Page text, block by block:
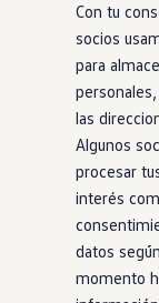
Con tu
socios
para
las
Algunos
procesar
interés
datos
momento
Accesorios
Guía de